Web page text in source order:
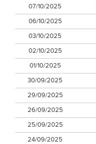
07/10/2025
06/10/2025
03/10/2025
02/10/2025
01/10/2025
30/09/2025
29/09/2025
26/09/2025
25/09/2025
24/09/2025